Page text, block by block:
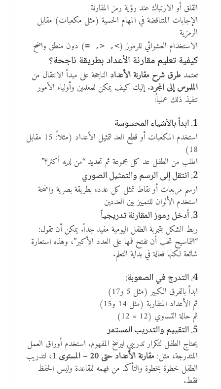
القلق أو الارتباك عند رؤية رمز المقارنة
الإجابات المتناقضة في المهام الحسية (مثل مكعبات) مقابل
الرمزية
الاستخدام العشوائي للرموز (>, <, =) دون منطق واضح
كيفية تعليم مقارنة الأعداد بطريقة ناجحة؟
تعتمد طرق شرح مقارنة الأعداد الناجحة على مبدأ الانتقال من
الملموس إلى المجرد. إليك كيف يمكن للمعلمين وأولياء الأمور
تنفيذ ذلك عملياً:
1. ابدأ بالأشياء المحسوسة
استخدم المكعبات أو قطع العد لتمثيل الأعداد (مثلاً: 15 مقابل
18)
اطلب من الطفل عد كل مجموعة ثم تحديد “من لديه أكثر؟”
2. انتقل إلى الرسم والتمثيل الصوري
ارسم مربعات أو نقاط تمثل كل عدد، بطريقة بصرية واضحة
استخدم الألوان للتمييز بين العددين
3. أدخل رموز المقارنة تدريجياً
ربط الشكل بتجربة الطفل اليومية مفيد جداً. يمكن أن تقول:
“التماسيح تحب أن تفتح فمها على العدد الأكبر”، وهذه استعارة
شائعة لكنها فعالة في بداية التعلم.
4. التدرج في الصعوبة:
ابدأ بالفرق الكبير (مثل 5 و17)
ثم الأعداد المتقاربة (مثل 14 و15)
ثم حالة التساوي (12 = 12)
5. التقييم والتدريب المستمر
يحتاج الطفل لتكرار تدريبي ليرسخ المفهوم. استخدم أوراق العمل
المتدرجة، مثل: مقارنة الأعداد حتى 20 – المستوى 1
، لتدريب
الطفل خطوة بخطوة والتأكد من فهمه للقاعدة وليس الحفظ
فقط.